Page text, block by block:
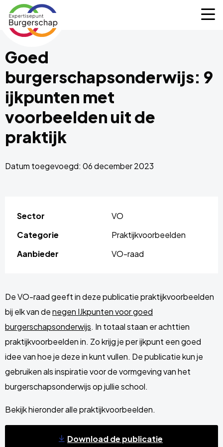
Expertisepunt
Burgerschap
Goed
burgerschapsonderwijs: 9
ijkpunten met
voorbeelden uit de
praktijk
Datum toegevoegd: 06 december 2023
Sector
VO
Categorie
Praktijkvoorbeelden
Aanbieder
VO-raad
De VO-raad geeft in deze publicatie praktijkvoorbeelden
bij elk van denegen IJkpunten voor goed
burgerschapsonderwijs. In totaal staan er achttien
praktijkvoorbeelden in. Zo krijg je per ijkpunt een goed
idee van hoe je deze in kunt vullen. De publicatie kun je
gebruiken als inspiratie voor de vormgeving van het
burgerschapsonderwijs op jullie school.
Bekijk hieronder alle praktijkvoorbeelden.
Download de publicatie